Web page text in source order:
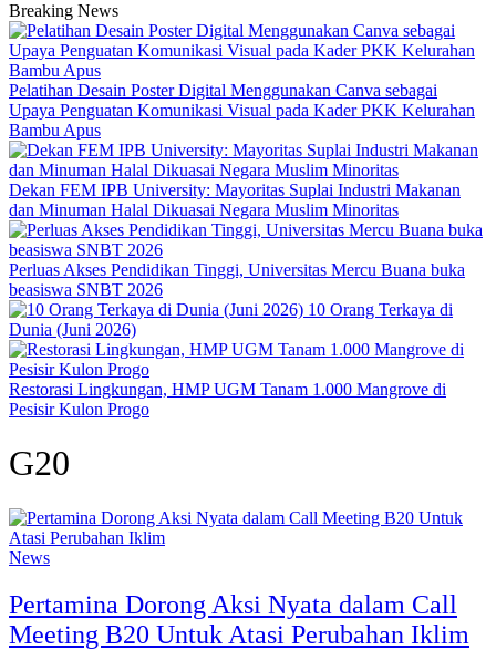
Breaking News
Pelatihan Desain Poster Digital Menggunakan Canva sebagai
Upaya Penguatan Komunikasi Visual pada Kader PKK Kelurahan
Bambu Apus
Dekan FEM IPB University: Mayoritas Suplai Industri Makanan
dan Minuman Halal Dikuasai Negara Muslim Minoritas
Perluas Akses Pendidikan Tinggi, Universitas Mercu Buana buka
beasiswa SNBT 2026
10 Orang Terkaya di
Dunia (Juni 2026)
Restorasi Lingkungan, HMP UGM Tanam 1.000 Mangrove di
Pesisir Kulon Progo
G20
News
Pertamina Dorong Aksi Nyata dalam Call
Meeting B20 Untuk Atasi Perubahan Iklim